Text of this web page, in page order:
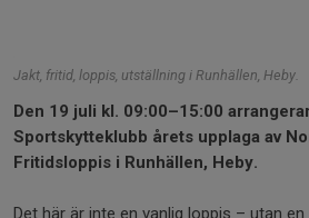
Jakt, fritid, loppis, utställning i Runhällen, Heby.
Den 19 juli kl. 09:00–15:00
Sportskytteklubb årets upplaga av
Fritidsloppis i Runhällen, Heby.
Det här är inte en vanlig loppis – utan en